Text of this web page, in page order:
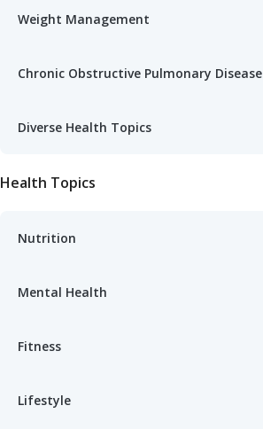
Weight Management
Chronic Obstructive Pulmonary Disease
Diverse Health Topics
Health Topics
Nutrition
Mental Health
Fitness
Lifestyle